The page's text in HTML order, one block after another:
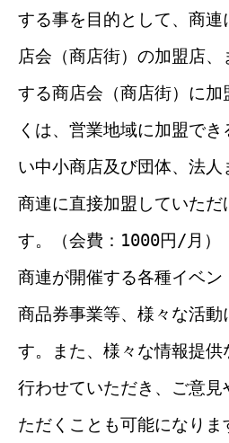
する事を目的として、商
店会（商店街）の加盟店
する商店会（商店街）に加
くは、営業地域に加盟で
い中小商店及び団体、法
商連に直接加盟していただ
す。（会費：1000円/月）
商連が開催する各種イベン
商品券事業等、様々な活動
す。また、様々な情報提供
行わせていただき、ご意見
ただくことも可能になりま